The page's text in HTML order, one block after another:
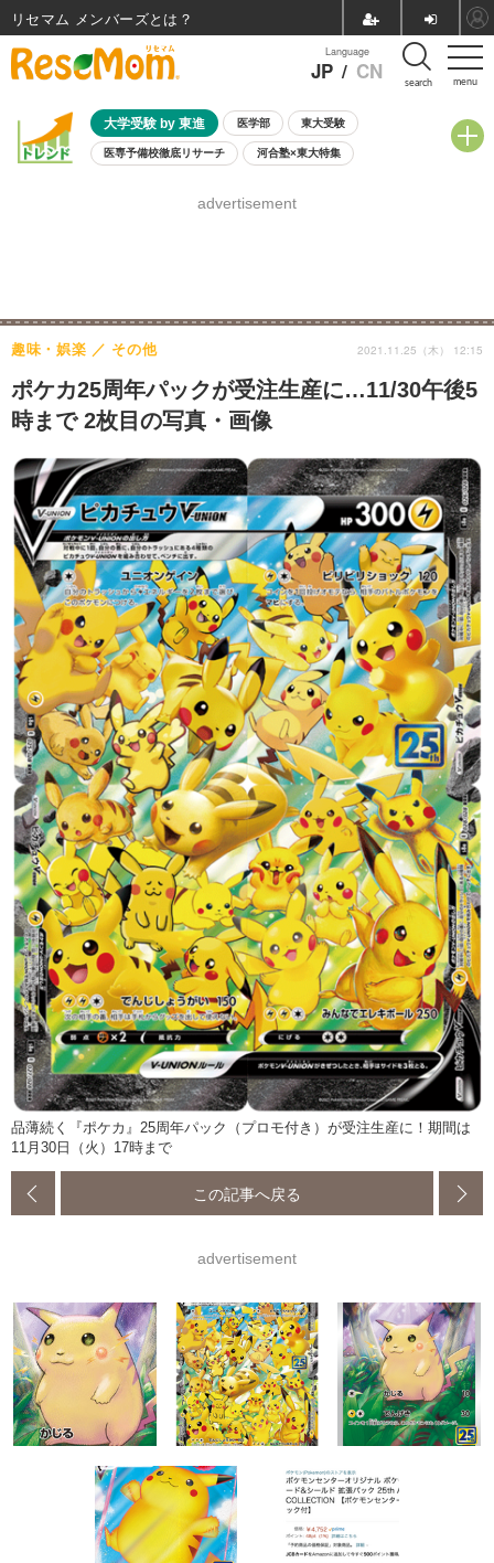
menu
Language
JP / CN search
大学受験 by 東進 医学部 東大受験
医専予備校徹底リサーチ 河合塾×東大特集
8月開催学校説明会・相談会
advertisement
ポケカ25周年パックが受注生産に…11/30午後5
時まで 2枚目の写真・画像
趣味・娯楽 その他 2021.11.25（木） 12:15
品薄続く『ポケカ』25周年パック（プロモ付き）が受注生産に！期間は
11月30日（火）17時まで
この記事へ戻る
advertisement
リセマム メンバーズ